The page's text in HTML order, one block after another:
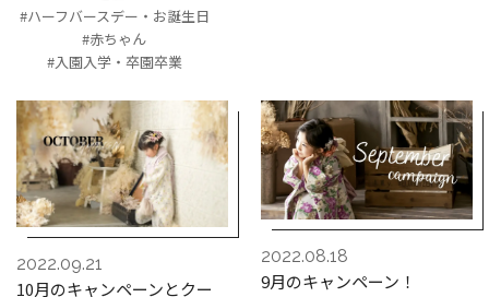
#ハーフバースデー・お誕生日
#赤ちゃん
#入園入学・卒園卒業
2022.09.21
10月のキャンペーンとクー
2022.08.18
9月のキャンペーン！